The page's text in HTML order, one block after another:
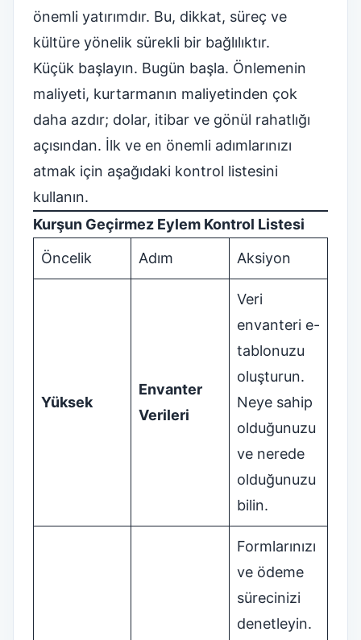
önemli yatırımdır. Bu, dikkat, süreç ve
kültüre yönelik sürekli bir bağlılıktır.
Küçük başlayın. Bugün başla. Önlemenin
maliyeti, kurtarmanın maliyetinden çok
daha azdır; dolar, itibar ve gönül rahatlığı
açısından. İlk ve en önemli adımlarınızı
atmak için aşağıdaki kontrol listesini
kullanın.
Kurşun Geçirmez Eylem Kontrol Listesi
Öncelik
Adım Aksiyon
Yüksek
Envanter
Verileri
Veri
envanteri e-
tablonuzu
oluşturun.
Neye sahip
olduğunuzu
ve nerede
olduğunuzu
bilin.
Formlarınızı
ve ödeme
sürecinizi
denetleyin.